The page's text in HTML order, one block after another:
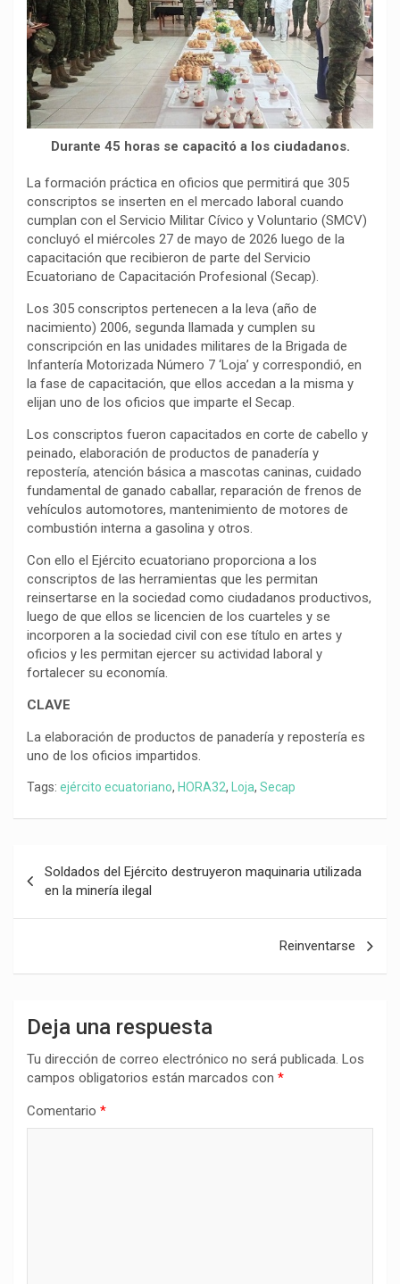
o
k
p
p
a
m
n
k
t
i
r
Durante 45 horas se capacitó a los ciudadanos.
La formación práctica en oficios que permitirá que 305
conscriptos se inserten en el mercado laboral cuando
cumplan con el Servicio Militar Cívico y Voluntario (SMCV)
concluyó el miércoles 27 de mayo de 2026 luego de la
capacitación que recibieron de parte del Servicio
Ecuatoriano de Capacitación Profesional (Secap).
Los 305 conscriptos pertenecen a la leva (año de
nacimiento) 2006, segunda llamada y cumplen su
conscripción en las unidades militares de la Brigada de
Infantería Motorizada Número 7 ‘Loja’ y correspondió, en
la fase de capacitación, que ellos accedan a la misma y
elijan uno de los oficios que imparte el Secap.
Los conscriptos fueron capacitados en corte de cabello y
peinado, elaboración de productos de panadería y
repostería, atención básica a mascotas caninas, cuidado
fundamental de ganado caballar, reparación de frenos de
vehículos automotores, mantenimiento de motores de
combustión interna a gasolina y otros.
Con ello el Ejército ecuatoriano proporciona a los
conscriptos de las herramientas que les permitan
reinsertarse en la sociedad como ciudadanos productivos,
luego de que ellos se licencien de los cuarteles y se
incorporen a la sociedad civil con ese título en artes y
oficios y les permitan ejercer su actividad laboral y
fortalecer su economía.
CLAVE
La elaboración de productos de panadería y repostería es
uno de los oficios impartidos.
Tags: ejército ecuatoriano, HORA32, Loja, Secap
de
entradas
Soldados del Ejército destruyeron maquinaria utilizada
en la minería ilegal
Reinventarse
Deja una respuesta
Tu dirección de correo electrónico no será publicada. Los
campos obligatorios están marcados con *
Comentario *